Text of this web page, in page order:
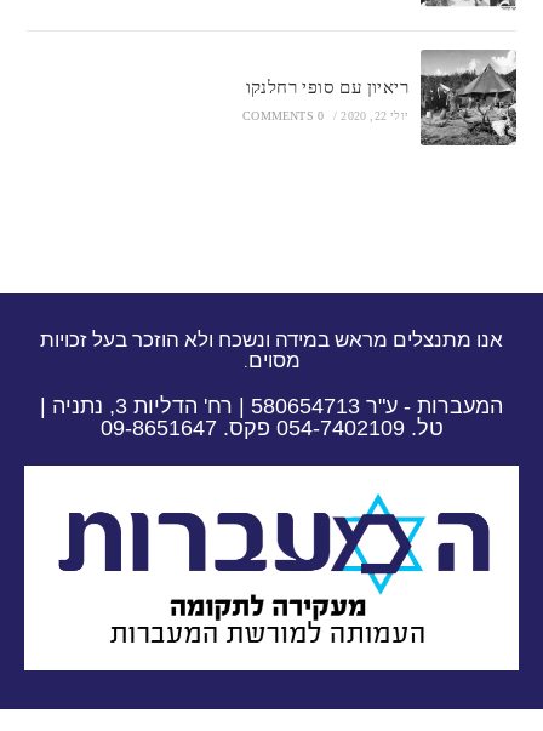
ריאיון עם סופי רחלנקו
יולי 22, 2020 /
0 COMMENTS
אנו מתנצלים מראש במידה ונשכח ולא הוזכר בעל זכויות
מסוים.
המעברות - ע"ר 580654713 | רח' הדליות 3, נתניה |
טל. 054-7402109 פקס. 09-8651647​